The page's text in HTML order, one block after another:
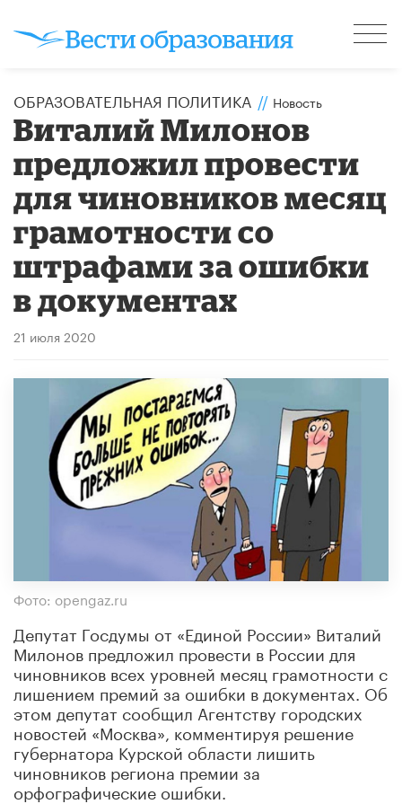
ОБРАЗОВАТЕЛЬНАЯ ПОЛИТИКА // Новость
Виталий Милонов
предложил провести
для чиновников месяц
грамотности со
штрафами за ошибки
в документах
21 июля 2020
Фото: opengaz.ru
Депутат Госдумы от «Единой России» Виталий
Милонов предложил провести в России для
чиновников всех уровней месяц грамотности с
лишением премий за ошибки в документах. Об
этом депутат сообщил Агентству городских
новостей «Москва», комментируя решение
губернатора Курской области лишить
чиновников региона премии за
орфографические ошибки.